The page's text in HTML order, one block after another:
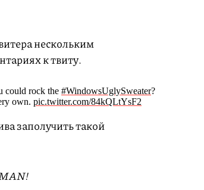
нескольким
к твиту.
could rock the #WindowsUglySweater?
own. pic.twitter.com/84kQLtYsF2
заполучить такой